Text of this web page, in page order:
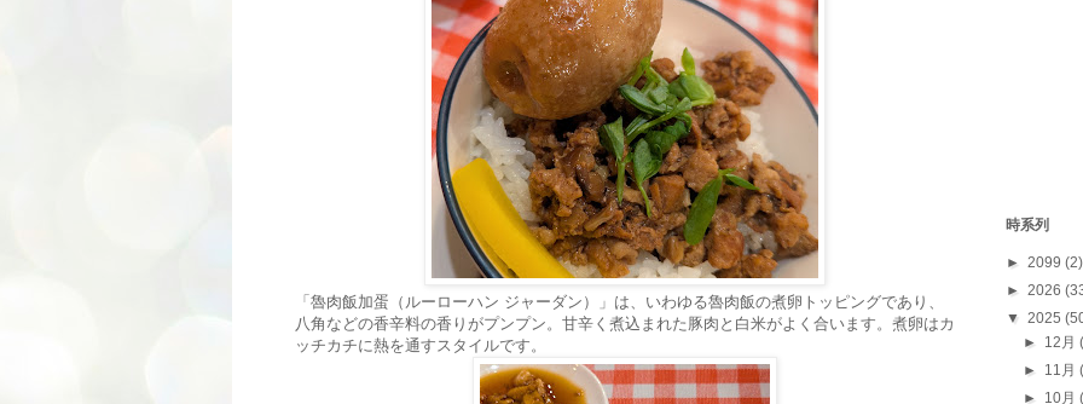
「魯肉飯加蛋（ルーローハン ジャーダン）」は、いわゆる魯肉飯の煮卵トッピングであり、
八角などの香辛料の香りがプンプン。甘辛く煮込まれた豚肉と白米がよく合います。煮卵はカ
ッチカチに熱を通すスタイルです。
時系列
► 2099 (2)
► 2026
▼ 2025
► 12月
► 11月
► 10月